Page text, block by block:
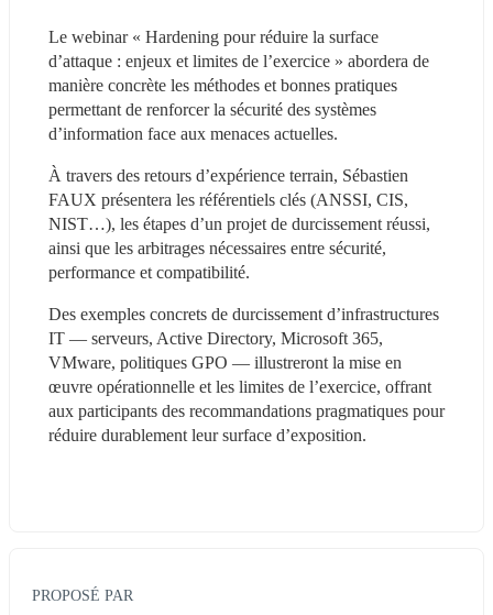
Le webinar « Hardening pour réduire la surface
d’attaque : enjeux et limites de l’exercice » abordera de
manière concrète les méthodes et bonnes pratiques
permettant de renforcer la sécurité des systèmes
d’information face aux menaces actuelles.
À travers des retours d’expérience terrain, Sébastien
FAUX présentera les référentiels clés (ANSSI, CIS,
NIST…), les étapes d’un projet de durcissement réussi,
ainsi que les arbitrages nécessaires entre sécurité,
performance et compatibilité.
Des exemples concrets de durcissement d’infrastructures
IT — serveurs, Active Directory, Microsoft 365,
VMware, politiques GPO — illustreront la mise en
œuvre opérationnelle et les limites de l’exercice, offrant
aux participants des recommandations pragmatiques pour
réduire durablement leur surface d’exposition.
PROPOSÉ PAR